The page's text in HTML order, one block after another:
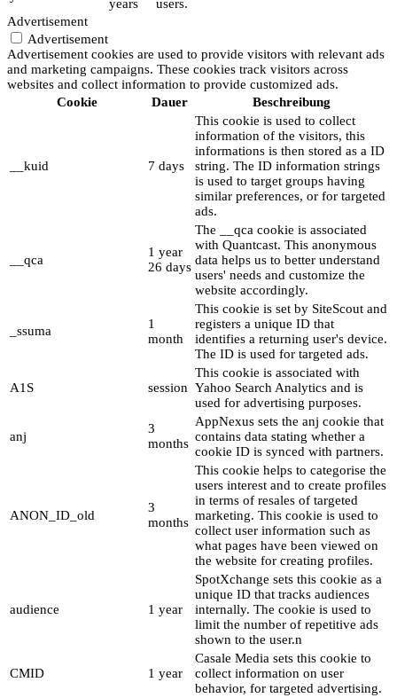
years
users.
Advertisement
Advertisement
Advertisement cookies are used to provide visitors with relevant ads
and marketing campaigns. These cookies track visitors across
websites and collect information to provide customized ads.
Cookie
Dauer Beschreibung
__kuid 7 days
This cookie is used to collect
information of the visitors, this
informations is then stored as a ID
string. The ID information strings
is used to target groups having
similar preferences, or for targeted
ads.
__qca
1 year
26 days
The __qca cookie is associated
with Quantcast. This anonymous
data helps us to better understand
users' needs and customize the
website accordingly.
_ssuma
1
month
This cookie is set by SiteScout and
registers a unique ID that
identifies a returning user's device.
The ID is used for targeted ads.
A1S session
This cookie is associated with
Yahoo Search Analytics and is
used for advertising purposes.
anj
3
months
AppNexus sets the anj cookie that
contains data stating whether a
cookie ID is synced with partners.
ANON_ID_old
3
months
This cookie helps to categorise the
users interest and to create profiles
in terms of resales of targeted
marketing. This cookie is used to
collect user information such as
what pages have been viewed on
the website for creating profiles.
audience 1 year
SpotXchange sets this cookie as a
unique ID that tracks audiences
internally. The cookie is used to
limit the number of repetitive ads
shown to the user.n
CMID 1 year
Casale Media sets this cookie to
collect information on user
behavior, for targeted advertising.